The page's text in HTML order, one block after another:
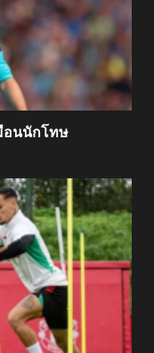
อนนักโทษ